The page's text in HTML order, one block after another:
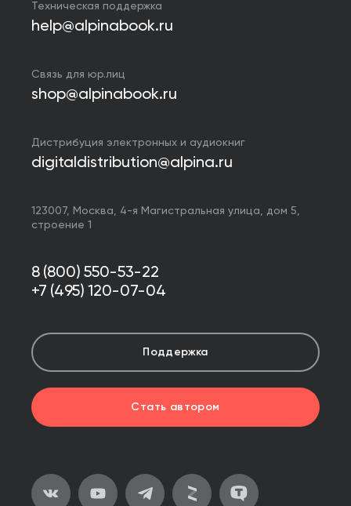
Техническая поддержка
help@alpinabook.ru
Связь для юр.лиц
shop@alpinabook.ru
Дистрибуция электронных и аудиокниг
digitaldistribution@alpina.ru
123007, Москва, 4-я Магистральная улица, дом 5,
строение 1
8 (800) 550-53-22
+7 (495) 120-07-04
Поддержка
Стать автором